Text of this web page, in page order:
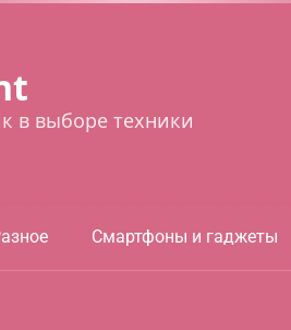
в выборе техники
Смартфоны и гаджеты